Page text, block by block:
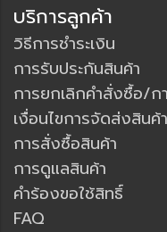
บริการลูกค้า
วิธีการชำระเงิน
การรับประกันสินค้า
การยกเลิกคำสั่งซื้อ/ก
เงื่อนไขการจัดส่งสินค้า
การสั่งซื้อสินค้า
การดูแลสินค้า
คำร้องขอใช้สิทธิ์
FAQ